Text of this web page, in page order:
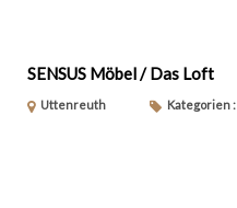
SENSUS Möbel / Das Loft
Uttenreuth Kategorien :